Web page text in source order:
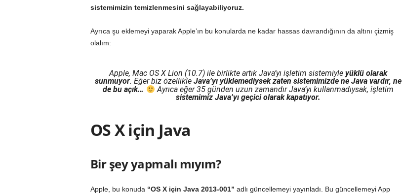
sistemimizin temizlenmesini sağlayabiliyoruz.
Ayrıca şu eklemeyi yaparak Apple’ın bu konularda ne kadar hassas davrandığının da altını çizmiş
olalım:
Apple, Mac OS X Lion (10.7) ile birlikte artık Java’yı işletim sistemiyle yüklü olarak
sunmuyor. Eğer biz özellikle Java’yı yüklemediysek zaten sistemimizde ne Java vardır, ne
de bu açık…
Ayrıca eğer 35 günden uzun zamandır Java’yı kullanmadıysak, işletim
sistemimiz Java’yı geçici olarak kapatıyor.
OS X için Java
Bir şey yapmalı mıyım?
Apple, bu konuda “OS X için Java 2013-001” adlı güncellemeyi yayınladı. Bu güncellemeyi App